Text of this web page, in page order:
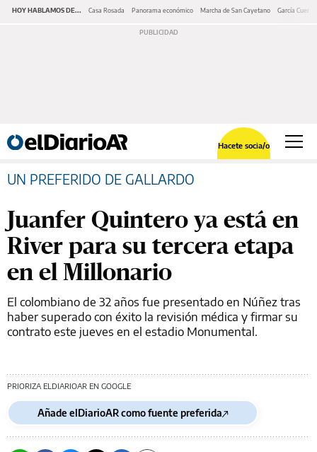
HOY HABLAMOS DE... Casa Rosada Panorama económico Marcha de San Cayetano García Cuerva
Hacete socia/o
UN PREFERIDO DE GALLARDO
Juanfer Quintero ya está en
River para su tercera etapa
en el Millonario
El colombiano de 32 años fue presentado en Núñez tras
haber superado con éxito la revisión médica y firmar su
contrato este jueves en el estadio Monumental.
PRIORIZA ELDIARIOAR EN GOOGLE
Añade elDiarioAR como fuente preferida